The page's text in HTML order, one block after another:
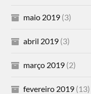
maio 2019 (3)
abril 2019 (3)
março 2019 (2)
fevereiro 2019 (13)